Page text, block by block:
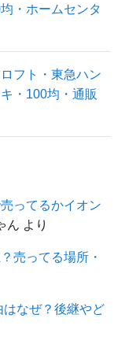
・ホームセンタ
フト・東急ハン
・100均・通販
ってるかイオン
ん より
売ってる場所・
なぜ？後継やど